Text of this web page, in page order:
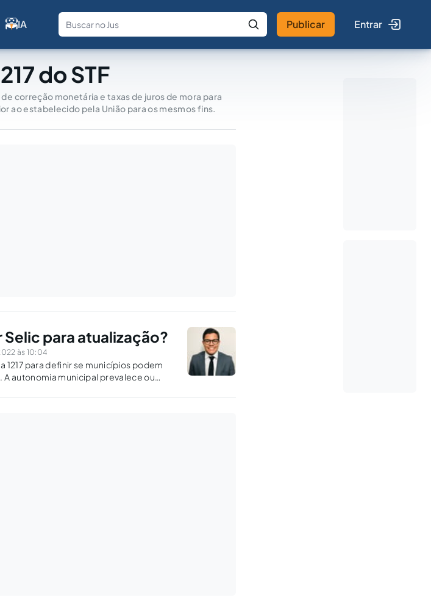
IA
Fale com a IA Buscar no Jus
Publicar Entrar
do STF
correção monetária e taxas de juros de mora para
ao estabelecido pela União para os mesmos fins.
Selic para atualização?
às 10:04
1217 para definir se municípios podem
autonomia municipal prevalece ou